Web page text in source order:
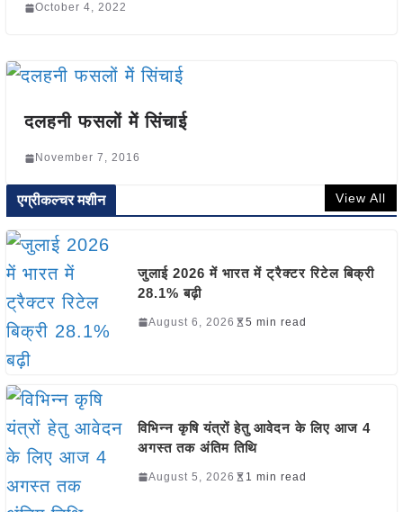
October 4, 2022
दलहनी फसलों मेें सिंचाई
November 7, 2016
एग्रीकल्चर मशीन View All
जुलाई 2026 में भारत में ट्रैक्टर रिटेल बिक्री
28.1% बढ़ी
August 6, 2026 5 min read
विभिन्न कृषि यंत्रों हेतु आवेदन के लिए आज 4
अगस्त तक अंतिम तिथि
August 5, 2026 1 min read